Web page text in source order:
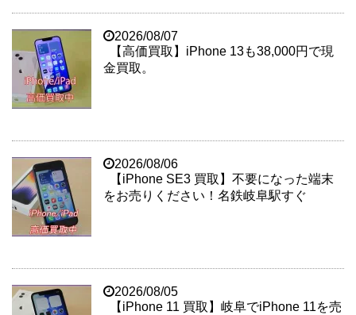
2026/08/07
【高価買取】iPhone 13も38,000円で現
金買取。
2026/08/06
【iPhone SE3 買取】不要になった端末
をお売りください！名鉄岐阜駅すぐ
2026/08/05
【iPhone 11 買取】岐阜でiPhone 11を売